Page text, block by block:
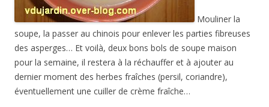
Mouliner la
soupe, la passer au chinois pour enlever les parties fibreuses
des asperges… Et voilà, deux bons bols de soupe maison
pour la semaine, il restera à la réchauffer et à ajouter au
dernier moment des herbes fraîches (persil, coriandre),
éventuellement une cuiller de crème fraîche…